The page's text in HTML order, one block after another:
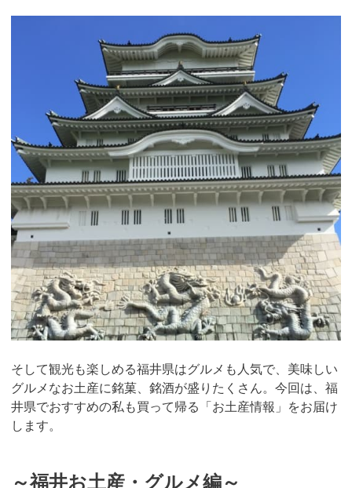
そして観光も楽しめる福井県はグルメも人気で、美味しい
グルメなお土産に銘菓、銘酒が盛りたくさん。今回は、福
井県でおすすめの私も買って帰る「お土産情報」をお届け
します。
～福井お土産・グルメ編～